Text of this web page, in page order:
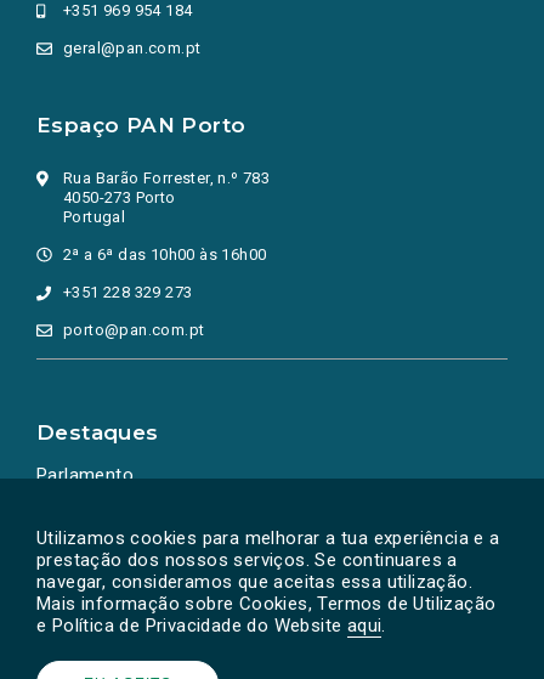
Utilizamos cookies para melhorar a tua experiência e a
prestação dos nossos serviços. Se continuares a
navegar, consideramos que aceitas essa utilização.
Mais informação sobre Cookies, Termos de Utilização
e Política de Privacidade do Website aqui.
+351 969 954 184
geral@pan.com.pt
Espaço PAN Porto
Rua Barão Forrester, n.º 783
4050-273 Porto
Portugal
2ª a 6ª das 10h00 às 16h00
+351 228 329 273
porto@pan.com.pt
Destaques
Parlamento